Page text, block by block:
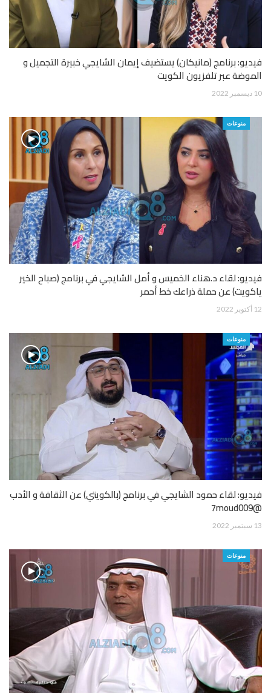
فيديو: برنامج (مانيكان) يستضيف إيمان الشايجي خبيرة التجميل و
الموضة عبر تلفزيون الكويت
10 ديسمبر 2022
منوعات
فيديو: لقاء د.هناء الخميس و أمل الشايجي في برنامج (صباح الخير
ياكويت) عن حملة ذراعك خط أحمر
12 أكتوبر 2022
منوعات
فيديو: لقاء حمود الشايجي في برنامج (بالكويتي) عن الثقافة و الأدب
@7moud009
13 سبتمبر 2022
منوعات